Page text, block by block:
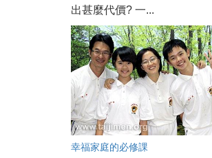
出甚麼代價? 一...
幸福家庭的必修課